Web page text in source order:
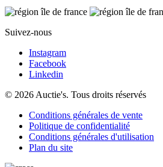
Suivez-nous
Instagram
Facebook
Linkedin
© 2026 Auctie's. Tous droits réservés
Conditions générales de vente
Politique de confidentialité
Conditions générales d'utilisation
Plan du site